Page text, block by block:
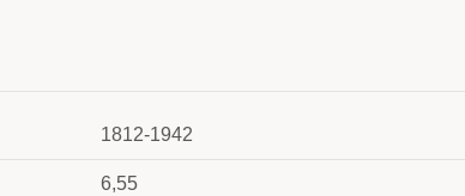
1812-1942
6,55